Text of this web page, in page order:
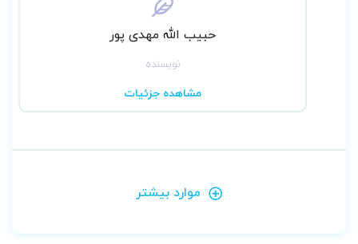
حبیب الله مهدی پور
نویسنده
مشاهده جزئیات
موارد بیشتر